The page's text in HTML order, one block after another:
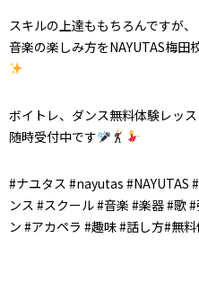
スキルの上達ももちろんですが、
音楽の楽しみ方をNAYUTAS梅田
ボイトレ、ダンス無料体験レッ
随時受付中です
#ナユタス #nayutas #NAYUTAS
ンス #スクール #音楽 #楽器 #歌
ン #アカペラ #趣味 #話し方#無